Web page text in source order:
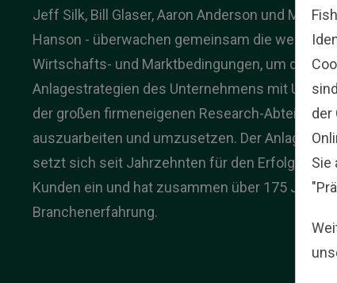
Jeff Silk, Bill Glaser, Aaron Anderson und Michael
Hanson - überwachen gemeinsam die
Wirtschafts- und Marktbedingungen, um die
Anlagestrategien des Unternehmens mit
der großen firmeneigenen Research-Abteilung
auszuarbeiten und umzusetzen. Der
setzt sich seit Jahrzehnten für den Erfolg seiner
Kunden ein und hat zusammen über 175 Jahre
Branchenerfahrung.
der
Sie